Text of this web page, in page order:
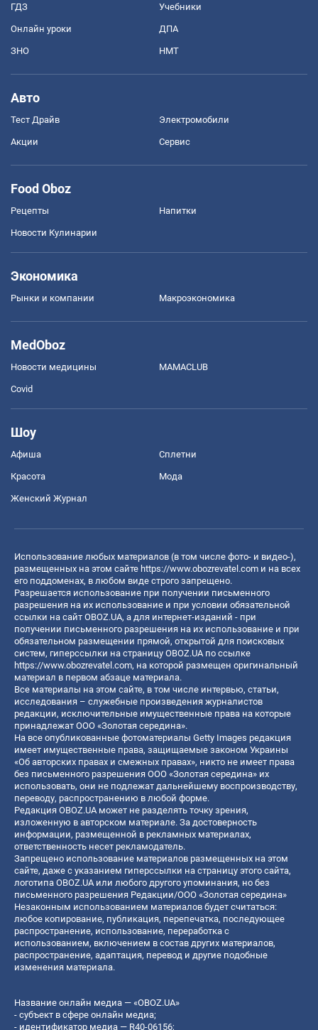
ГДЗ Учебники
Онлайн уроки ДПА
ЗНО НМТ
Авто
Тест Драйв Электромобили
Акции Сервис
Food Oboz
Рецепты Напитки
Новости Кулинарии
Экономика
Рынки и компании Mакроэкономика
MedOboz
Новости медицины MAMACLUB
Covid
Шоу
Афиша Сплетни
Красота Мода
Женский Журнал
Использование любых материалов (в том числе фото- и видео-),
размещенных на этом сайте https://www.obozrevatel.com и на всех
его поддоменах, в любом виде строго запрещено.
Разрешается использование при получении письменного
разрешения на их использование и при условии обязательной
ссылки на сайт OBOZ.UA, а для интернет-изданий - при
получении письменного разрешения на их использование и при
обязательном размещении прямой, открытой для поисковых
систем, гиперссылки на страницу OBOZ.UA по ссылке
https://www.obozrevatel.com, на которой размещен оригинальный
материал в первом абзаце материала.
Все материалы на этом сайте, в том числе интервью, статьи,
исследования – служебные произведения журналистов
редакции, исключительные имущественные права на которые
принадлежат ООО «Золотая середина».
На все опубликованные фотоматериалы Getty Images редакция
имеет имущественные права, защищаемые законом Украины
«Об авторских правах и смежных правах», никто не имеет права
без письменного разрешения ООО «Золотая середина» их
использовать, они не подлежат дальнейшему воспроизводству,
переводу, распространению в любой форме.
Редакция OBOZ.UA может не разделять точку зрения,
изложенную в авторском материале. За достоверность
информации, размещенной в рекламных материалах,
ответственность несет рекламодатель.
Запрещено использование материалов размещенных на этом
сайте, даже с указанием гиперссылки на страницу этого сайта,
логотипа OBOZ.UA или любого другого упоминания, но без
письменного разрешения Редакции/ООО «Золотая середина»
Незаконным использованием материалов будет считаться:
любое копирование, публикация, перепечатка, последующее
распространение, использование, переработка с
использованием, включением в состав других материалов,
распространение, адаптация, перевод и другие подобные
изменения материала.
Название онлайн медиа — «OBOZ.UA»
- субъект в сфере онлайн медиа;
- идентификатор медиа — R40-06156;